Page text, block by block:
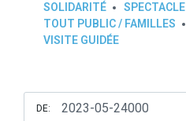
SOLIDARITÉ
SPECTACLE
TOUT PUBLIC / FAMILLES
VISITE GUIDÉE
DE: